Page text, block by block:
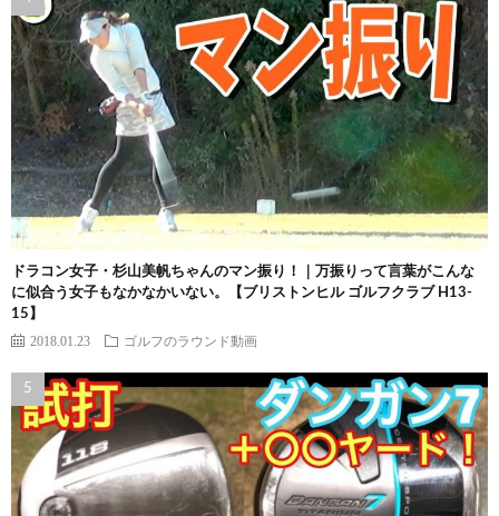
ドラコン女子・杉山美帆ちゃんのマン振り！｜万振りって言葉がこんな
に似合う女子もなかなかいない。【ブリストンヒル ゴルフクラブ H13-
15】
2018.01.23 ゴルフのラウンド動画